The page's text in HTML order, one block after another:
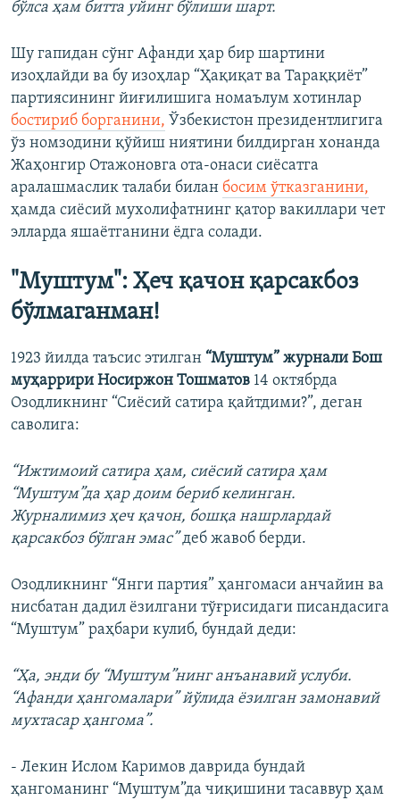
бўлса ҳам битта уйинг бўлиши шарт.
Шу гапидан сўнг Афанди ҳар бир шартини
изоҳлайди ва бу изоҳлар “Ҳақиқат ва Тараққиёт”
партиясининг йиғилишига номаълум хотинлар
бостириб борганини, Ўзбекистон президентлигига
ўз номзодини қўйиш ниятини билдирган хонанда
Жаҳонгир Отажоновга ота-онаси сиёсатга
аралашмаслик талаби билан босим ўтказганини,
ҳамда сиёсий мухолифатнинг қатор вакиллари чет
элларда яшаётганини ёдга солади.
"Муштум": Ҳеч қачон қарсакбоз
бўлмаганман!
1923 йилда таъсис этилган “Муштум” журнали Бош
муҳаррири Носиржон Тошматов 14 октябрда
Озодликнинг “Сиёсий сатира қайтдими?”, деган
саволига:
“Ижтимоий сатира ҳам, сиёсий сатира ҳам
“Муштум”да ҳар доим бериб келинган.
Журналимиз ҳеч қачон, бошқа нашрлардай
қарсакбоз бўлган эмас”деб жавоб берди.
Озодликнинг “Янги партия” ҳангомаси анчайин ва
нисбатан дадил ёзилгани тўғрисидаги писандасига
“Муштум” раҳбари кулиб, бундай деди:
“Ҳа, энди бу “Муштум”нинг анъанавий услуби.
“Афанди ҳангомалари” йўлида ёзилган замонавий
мухтасар ҳангома”.
- Лекин Ислом Каримов даврида бундай
ҳангоманинг “Муштум”да чиқишини тасаввур ҳам